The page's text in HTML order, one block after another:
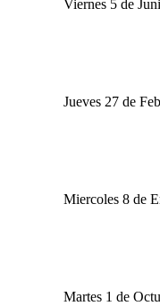
Viernes 5 de
Jueves 27 de
Miercoles 8 de
Martes 1 de